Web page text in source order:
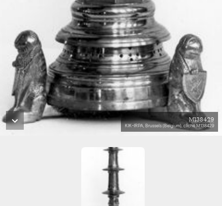
M138429
KIK-IRPA, Brussels (Belgium), cliché M138429